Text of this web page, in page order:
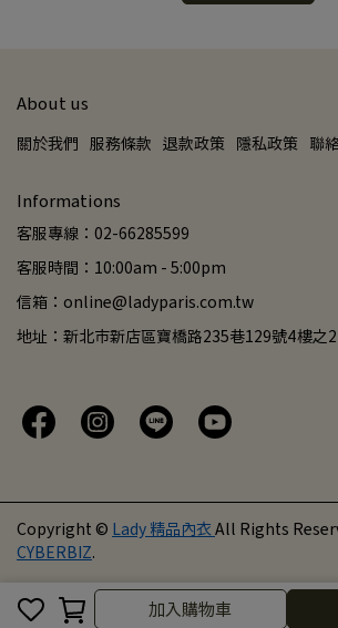
取消加入購物車
About us
關於我們 服務條款 退款政策 隱私政策 聯
Informations
客服專線：02-66285599
客服時間：10:00am - 5:00pm
信箱：online@ladyparis.com.tw
地址：新北市新店區寶橋路235巷129號4樓之2
Copyright © Lady 精品內衣 All Rights
CYBERBIZ.